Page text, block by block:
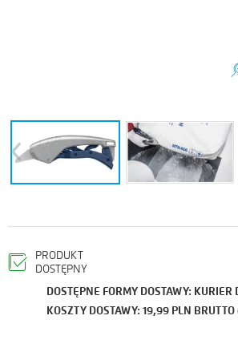
Previous
PRODUKT
DOSTĘPNY
DOSTĘPNE FORMY DOSTAWY:
KOSZTY DOSTAWY: 19,99 PLN BRUTTO